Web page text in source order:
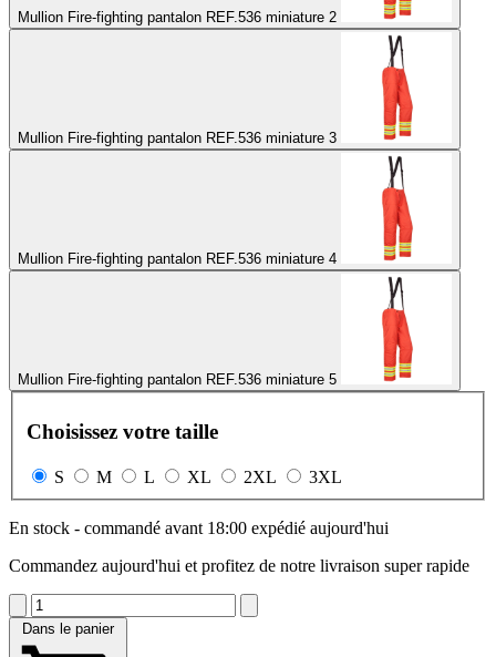
Mullion Fire-fighting pantalon REF.536 miniature 2
Mullion Fire-fighting pantalon REF.536 miniature 3
Mullion Fire-fighting pantalon REF.536 miniature 4
Mullion Fire-fighting pantalon REF.536 miniature 5
Choisissez votre taille
S M L XL 2XL 3XL
En stock - commandé avant 18:00 expédié aujourd'hui
Commandez aujourd'hui et profitez de notre livraison super rapide
Dans le panier